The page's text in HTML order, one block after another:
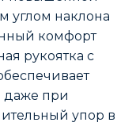
углом наклона
комфорт
рукоятка с
даже при
упор в